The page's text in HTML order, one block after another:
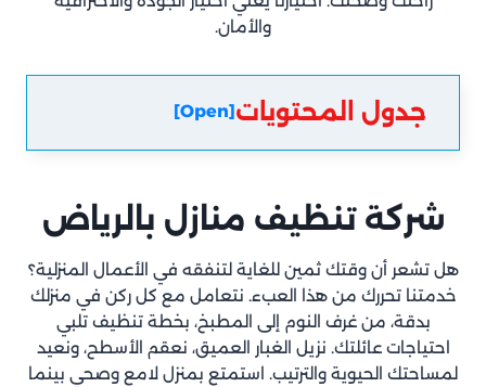
والأمان.
جدول المحتويات[Open]
شركة تنظيف منازل بالرياض
هل تشعر أن وقتك ثمين للغاية لتنفقه في الأعمال المنزلية؟
خدمتنا تحررك من هذا العبء. نتعامل مع كل ركن في منزلك
بدقة، من غرف النوم إلى المطبخ، بخطة تنظيف تلبي
احتياجات عائلتك. نزيل الغبار العميق، نعقم الأسطح، ونعيد
لمساحتك الحيوية والترتيب. استمتع بمنزل لامع وصحي بينما